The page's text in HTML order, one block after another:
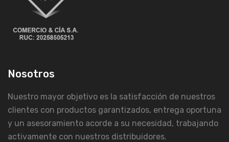
Nosotros
Nuestro mayor objetivo es la satisfacción de nuestros
clientes con productos garantizados, entrega oportuna
y un asesoramiento acorde a su necesidad, trabajando
activamente con nuestros distribuidores.